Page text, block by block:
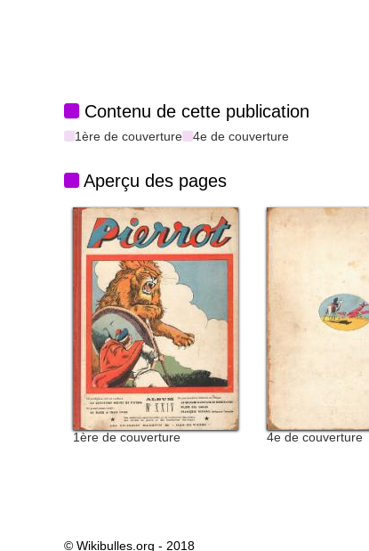
Contenu de cette publication
1ère de couverture 4e de couverture
Aperçu des pages
1ère de couverture 4e de couverture
© Wikibulles.org - 2018